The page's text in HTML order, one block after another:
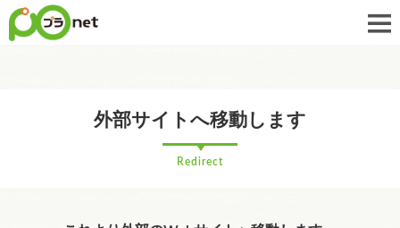
外部サイトへ移動します
Redirect